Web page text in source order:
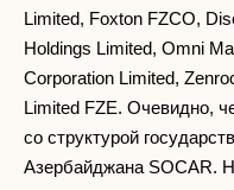
Limited, Foxton FZCO,
Holdings Limited, Omni
Corporation Limited,
Limited FZE. Очевидно,
со структурой
Азербайджана SOCAR.